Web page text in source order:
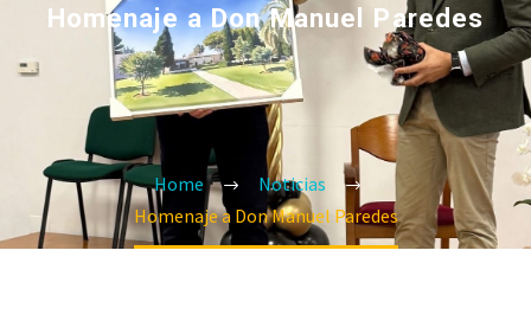
Homenaje a Don Manuel Paredes
Home
Noticias
Homenaje a Don Manuel Paredes